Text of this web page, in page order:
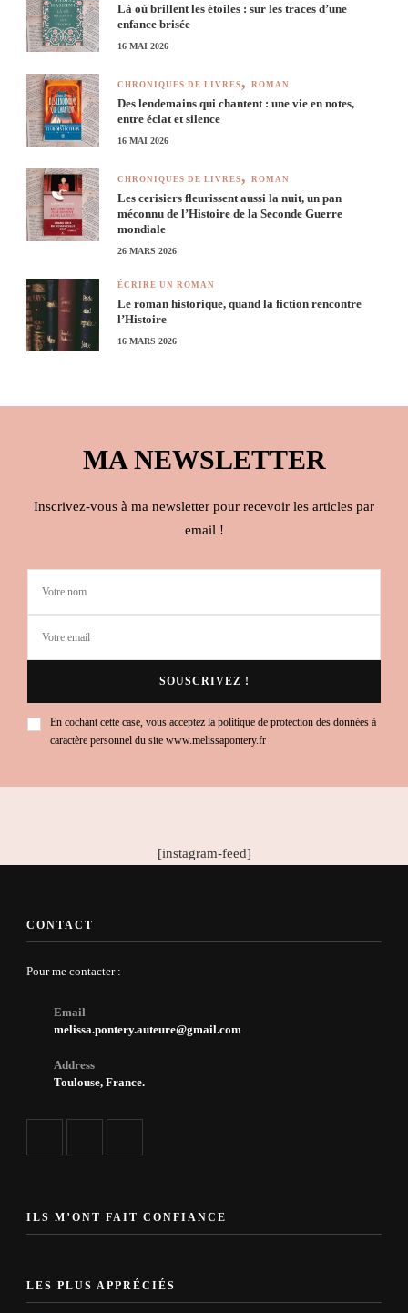
Là où brillent les étoiles : sur les traces d’une
enfance brisée
16 MAI 2026
CHRONIQUES DE LIVRES ROMAN
Des lendemains qui chantent : une vie en notes,
entre éclat et silence
16 MAI 2026
CHRONIQUES DE LIVRES ROMAN
Les cerisiers fleurissent aussi la nuit, un pan
méconnu de l’Histoire de la Seconde Guerre
mondiale
26 MARS 2026
ÉCRIRE UN ROMAN
Le roman historique, quand la fiction rencontre
l’Histoire
16 MARS 2026
MA NEWSLETTER
Inscrivez-vous à ma newsletter pour recevoir les articles par
email !
En cochant cette case, vous acceptez la politique de protection des données à
caractère personnel du site www.melissapontery.fr
[instagram-feed]
CONTACT
Pour me contacter :
Email
melissa.pontery.auteure@gmail.com
Address
Toulouse, France.
ILS M’ONT FAIT CONFIANCE
LES PLUS APPRÉCIÉS